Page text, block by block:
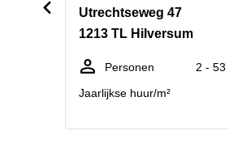
Utrechtseweg 47
1213 TL Hilversum
Personen
2 - 53
Jaarlijkse huur/m²